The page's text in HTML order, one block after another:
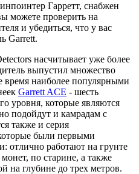
Гарретт, снабжен
можете проверить на
и убедиться, что у вас
Garrett.
насчитывает уже более
выпустил множество
время наиболее популярными
Garrett ACE - шесть
уровня, которые являются
подойдут и камрадам с
также и серия
были первыми
отлично работают на грунте
по старине, а также
на глубине до трех метров.